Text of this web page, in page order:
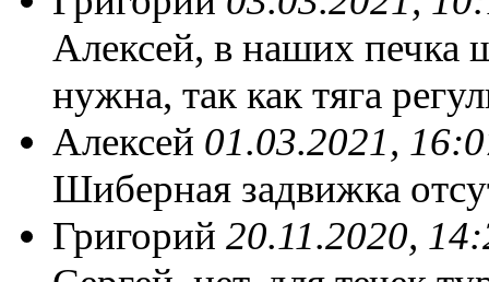
Алексей, в наших печка
нужна, так как тяга
Алексей 01.03.2021,
Шиберная задвижка
Григорий 20.11.2020,